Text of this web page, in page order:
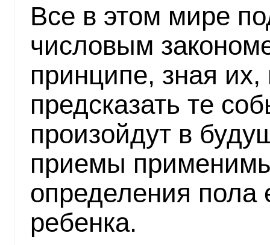
Все в этом мире
числовым
принципе, зная
предсказать те
произойдут в
приемы
определения
ребенка.